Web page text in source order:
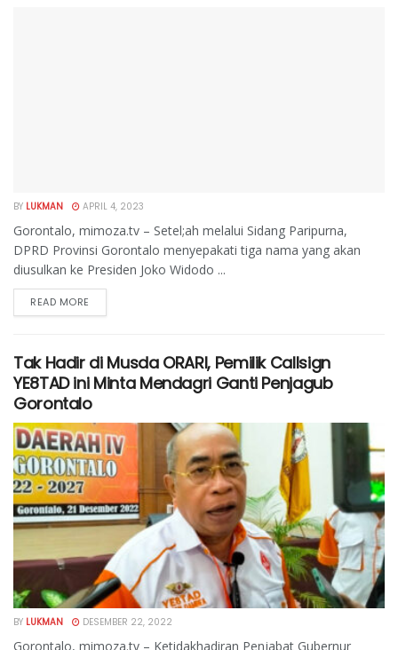
BY LUKMAN APRIL 4, 2023
Gorontalo, mimoza.tv – Setel;ah melalui Sidang Paripurna,
DPRD Provinsi Gorontalo menyepakati tiga nama yang akan
diusulkan ke Presiden Joko Widodo ...
READ MORE
Tak Hadir di Musda ORARI, Pemilik Callsign
YE8TAD ini Minta Mendagri Ganti Penjagub
Gorontalo
BY LUKMAN DESEMBER 22, 2022
Gorontalo, mimoza.tv – Ketidakhadiran Penjabat Gubernur